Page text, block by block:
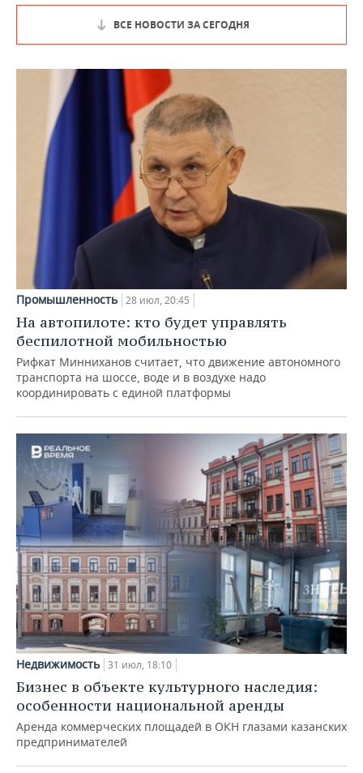
ВСЕ НОВОСТИ ЗА СЕГОДНЯ
Промышленность 28 июл, 20:45
На автопилоте: кто будет управлять
беспилотной мобильностью
Рифкат Минниханов считает, что движение автономного
транспорта на шоссе, воде и в воздухе надо
координировать с единой платформы
Недвижимость 31 июл, 18:10
Бизнес в объекте культурного наследия:
особенности национальной аренды
Аренда коммерческих площадей в ОКН глазами казанских
предпринимателей